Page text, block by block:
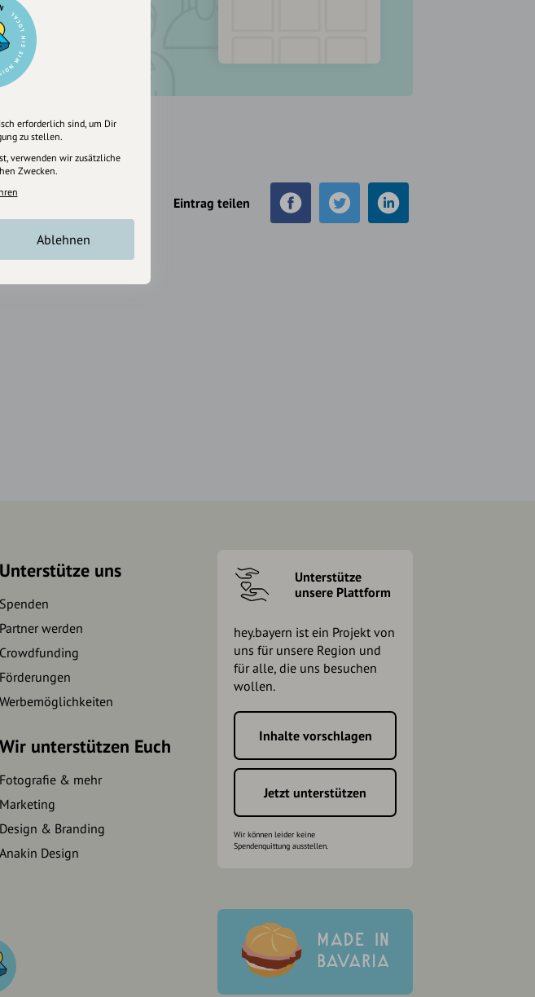
Eintrag teilen
Unterstütze uns
Spenden
Partner werden
Crowdfunding
Förderungen
Werbemöglichkeiten
Wir unterstützen Euch
Fotografie & mehr
Marketing
Design & Branding
Anakin Design
Unterstütze
unsere Plattform
hey.bayern ist ein Projekt von
uns für unsere Region und
für alle, die uns besuchen
wollen.
Inhalte vorschlagen
Jetzt unterstützen
Wir können leider keine
Spendenquittung ausstellen.
erforderlich sind, um Dir
zu stellen.
verwenden wir zusätzliche
Zwecken.
Ablehnen